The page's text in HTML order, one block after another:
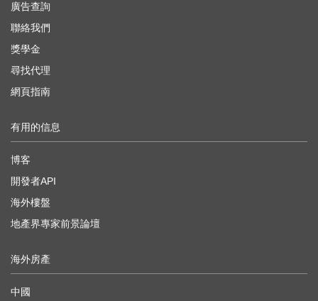
廣告查詢
聯絡我們
獎學金
尋找代理
網頁指南
有用的信息
博客
開發者API
海外樓盤
地產界專家前景論壇
海外房產
中國